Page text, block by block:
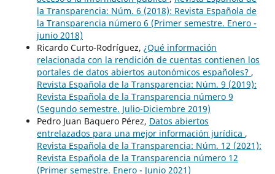
la Transparencia: Núm. 6 (2018): Revista Española de
la Transparencia número 6 (Primer semestre. Enero -
junio 2018)
Ricardo Curto-Rodríguez, ¿Qué información
relacionada con la rendición de cuentas contienen los
portales de datos abiertos autonómicos españoles? ,
Revista Española de la Transparencia: Núm. 9 (2019):
Revista Española de la Transparencia número 9
(Segundo semestre. Julio-Diciembre 2019)
Pedro Juan Baquero Pérez, Datos abiertos
entrelazados para una mejor información jurídica ,
Revista Española de la Transparencia: Núm. 12 (2021):
Revista Española de la Transparencia número 12
(Primer semestre. Enero - Junio 2021)